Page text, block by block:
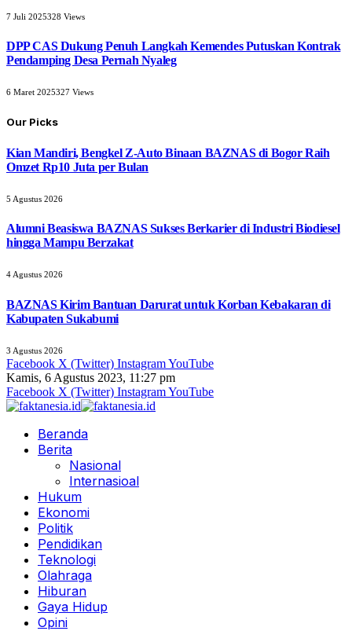
7 Juli 2025328 Views
DPP CAS Dukung Penuh Langkah Kemendes Putuskan Kontrak
Pendamping Desa Pernah Nyaleg
6 Maret 2025327 Views
Our Picks
Kian Mandiri, Bengkel Z-Auto Binaan BAZNAS di Bogor Raih
Omzet Rp10 Juta per Bulan
5 Agustus 2026
Alumni Beasiswa BAZNAS Sukses Berkarier di Industri Biodiesel
hingga Mampu Berzakat
4 Agustus 2026
BAZNAS Kirim Bantuan Darurat untuk Korban Kebakaran di
Kabupaten Sukabumi
3 Agustus 2026
Facebook X (Twitter) InstagramYouTube
Kamis, 6 Agustus 2023, 11:27 pm
Facebook X (Twitter) InstagramYouTube
Beranda
Berita
Nasional
Internasioal
Hukum
Ekonomi
Politik
Pendidikan
Teknologi
Olahraga
Hiburan
Gaya Hidup
Opini